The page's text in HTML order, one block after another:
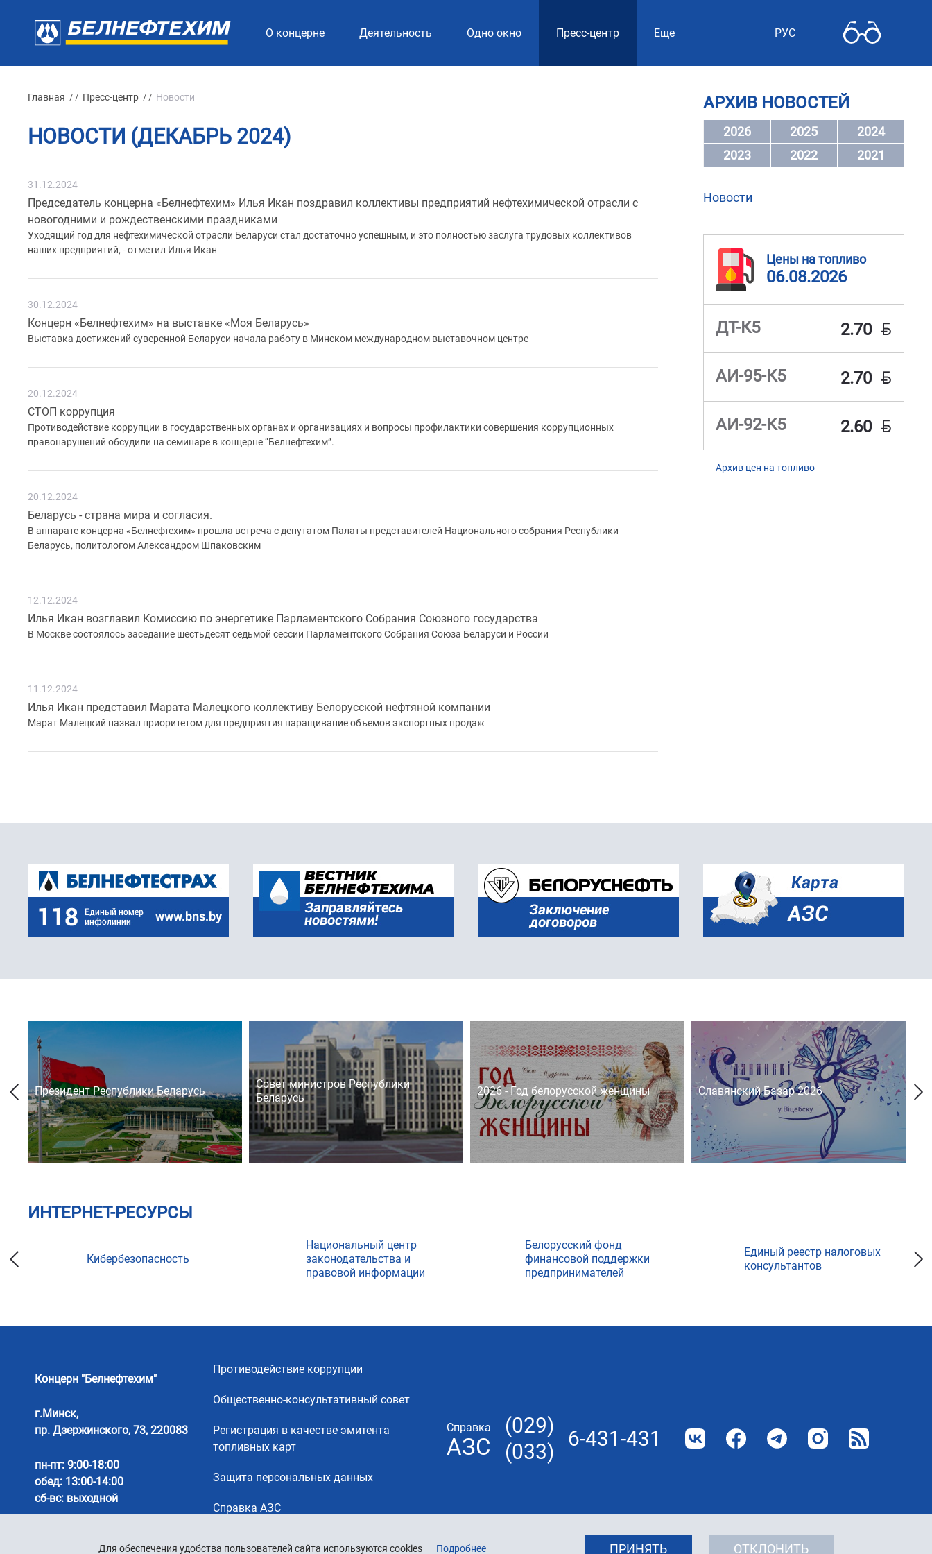
О концерне Деятельность Одно окно Пресс-центр Еще РУС
Главная / / Пресс-центр / / Новости
НОВОСТИ (ДЕКАБРЬ 2024)
31.12.2024
Председатель концерна «Белнефтехим» Илья Икан поздравил коллективы предприятий нефтехимической отрасли с
новогодними и рождественскими праздниками
Уходящий год для нефтехимической отрасли Беларуси стал достаточно успешным, и это полностью заслуга трудовых коллективов
наших предприятий, - отметил Илья Икан
30.12.2024
Концерн «Белнефтехим» на выставке «Моя Беларусь»
Выставка достижений суверенной Беларуси начала работу в Минском международном выставочном центре
20.12.2024
СТОП коррупция
Противодействие коррупции в государственных органах и организациях и вопросы профилактики совершения коррупционных
правонарушений обсудили на семинаре в концерне “Белнефтехим”.
20.12.2024
Беларусь - страна мира и согласия.
В аппарате концерна «Белнефтехим» прошла встреча с депутатом Палаты представителей Национального собрания Республики
Беларусь, политологом Александром Шпаковским
12.12.2024
Илья Икан возглавил Комиссию по энергетике Парламентского Собрания Союзного государства
В Москве состоялось заседание шестьдесят седьмой сессии Парламентского Собрания Союза Беларуси и России
11.12.2024
Илья Икан представил Марата Малецкого коллективу Белорусской нефтяной компании
Марат Малецкий назвал приоритетом для предприятия наращивание объемов экспортных продаж
АРХИВ НОВОСТЕЙ
2026 2025
2024
2023
2022 2021
Новости
Цены на топливо
06.08.2026
ДТ-К5 2.70 BYN
АИ-95-К5 2.70 BYN
АИ-92-К5 2.60 BYN
Архив цен на топливо
Для обеспечения удобства пользователей сайта используются cookies Подробнее ПРИНЯТЬ ОТКЛОНИТЬ
Президент Республики Беларусь
Совет министров Республики
Беларусь
2026 - Год белорусской женщины Славянский Базар 2026
ИНТЕРНЕТ-РЕСУРСЫ
Кибербезопасность
Национальный центр
законодательства и
правовой информации
Белорусский фонд
финансовой поддержки
предпринимателей
Единый реестр налоговых
консультантов
Концерн "Белнефтехим"
г.Минск,
пр. Дзержинского, 73, 220083
пн-пт: 9:00-18:00
обед: 13:00-14:00
сб-вс: выходной
Противодействие коррупции
Общественно-консультативный совет
Регистрация в качестве эмитента
топливных карт
Защита персональных данных
Справка АЗС
Справка
АЗС
(029)
(033)
6-431-431